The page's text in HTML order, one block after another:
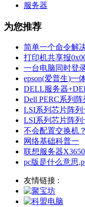
服务器
为您推荐
简单一个命令解
打印机共享报
一台电脑同时登
epson(爱普生)一
DELL服务器
Dell PERC系列
LSI系列芯片阵
LSI系列芯片阵
不会配置交换机
网络基础科普一
联想服务器
pc版是什么意思
友情链接 :